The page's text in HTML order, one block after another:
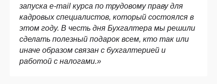
запуска e-mail курса по трудовому праву для
кадровых специалистов, который состоялся в
этом году. В честь дня Бухгалтера мы решили
сделать полезный подарок всем, кто так или
иначе образом связан с бухгалтерией и
работой с налогами.»